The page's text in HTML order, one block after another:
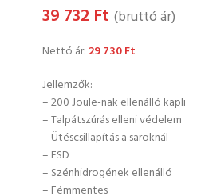
39 732 Ft (bruttó ár)
Nettó ár: 29 730Ft
Jellemzők:
– 200 Joule-nak ellenálló kapli
– Talpátszúrás elleni védelem
– Ütéscsillapítás a saroknál
– ESD
– Szénhidrogének ellenálló
– Fémmentes